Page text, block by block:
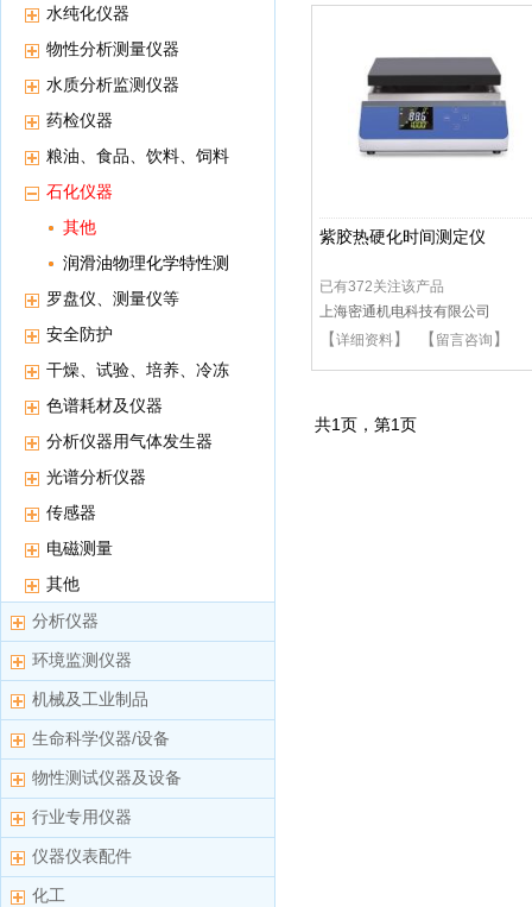
用仪器水纯化仪器
物性分析测量仪器
水质分析监测仪器
药检仪器
粮油、食品、饮料、饲料
等分析仪器
石化仪器
其他
润滑油物理化学特性测
试
罗盘仪、测量仪等
安全防护
干燥、试验、培养、冷冻
保存等高低温恒温设备
色谱耗材及仪器
分析仪器用气体发生器
光谱分析仪器
传感器
电磁测量
其他
分析仪器
环境监测仪器
机械及工业制品
生命科学仪器/设备
物性测试仪器及设备
行业专用仪器
仪器仪表配件
化工
紫胶热硬化时间测定仪
已有372关注该产品
上海密通机电科技有限公司
【详细资料】 【 留言咨询 】
共1页，第1页